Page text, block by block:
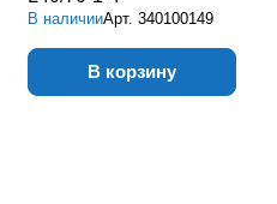
В наличииАрт. 340100149
В корзину